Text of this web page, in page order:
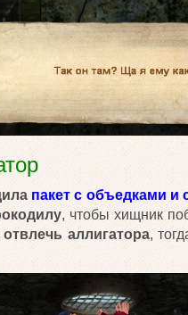
пакет с объедками
, чтобы хищник
аллигатора,